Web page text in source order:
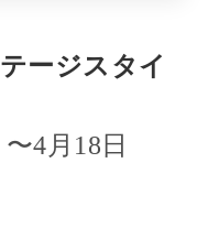
ージスタイ
〜4 月 18 日